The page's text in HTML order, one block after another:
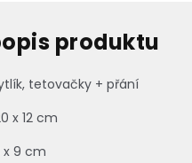
produktu
tetovačky + přání
x 12 cm
x 9 cm